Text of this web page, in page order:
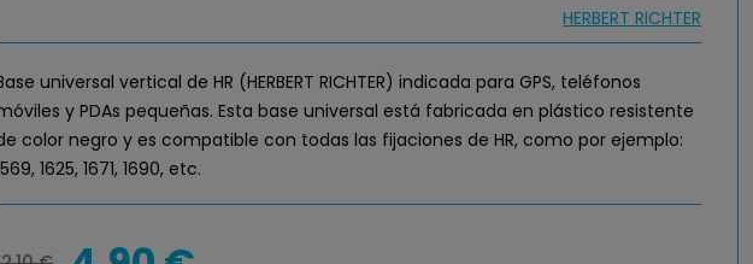
HERBERT RICHTER
universal vertical de HR (HERBERT RICHTER) indicada para GPS, teléfonos
y PDAs pequeñas. Esta base universal está fabricada en plástico resistente
color negro y es compatible con todas las fijaciones de HR, como por ejemplo:
1625, 1671, 1690, etc.